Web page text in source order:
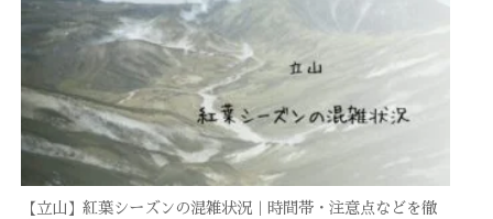
【立山】紅葉シーズンの混雑状況｜時間帯・注意点などを徹